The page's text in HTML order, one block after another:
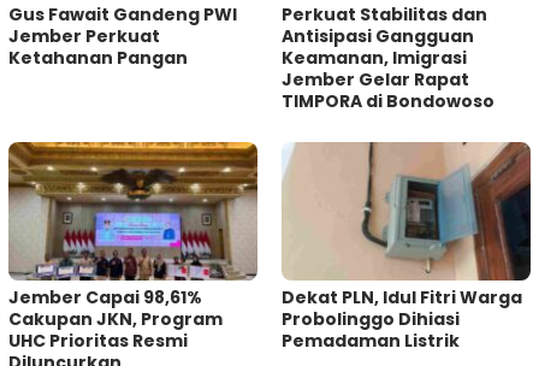
Gus Fawait Gandeng PWI
Jember Perkuat
Ketahanan Pangan
Perkuat Stabilitas dan
Antisipasi Gangguan
Keamanan, Imigrasi
Jember Gelar Rapat
TIMPORA di Bondowoso
Jember Capai 98,61%
Cakupan JKN, Program
UHC Prioritas Resmi
Dekat PLN, Idul Fitri Warga
Probolinggo Dihiasi
Pemadaman Listrik